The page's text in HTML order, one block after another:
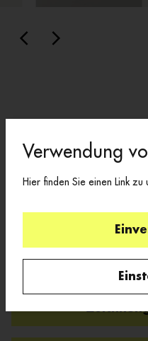
Verwendung
Hier finden Sie einen Link zu